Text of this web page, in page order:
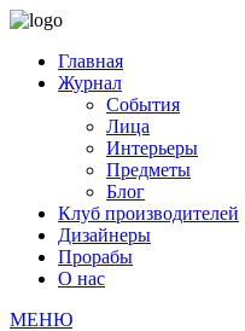
Главная
Журнал
События
Лица
Интерьеры
Предметы
Блог
Клуб производителей
Дизайнеры
Прорабы
О нас
МЕНЮ